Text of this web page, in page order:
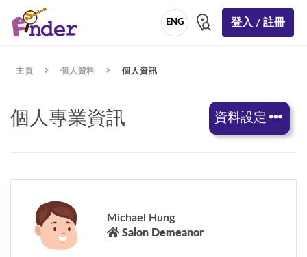
ENG 登入 / 註冊
主頁 個人資料 個人資訊
個人專業資訊 資料設定
Michael Hung
Salon Demeanor